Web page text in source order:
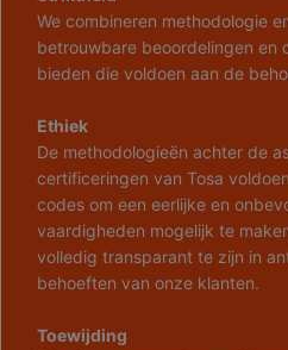
We combineren methodologie
betrouwbare beoordelingen en
bieden die voldoen aan de
Ethiek
De methodologieën achter de
certificeringen van Tosa
codes om een eerlijke en
vaardigheden mogelijk te
volledig transparant te zijn in
behoeften van onze klanten.
Toewijding